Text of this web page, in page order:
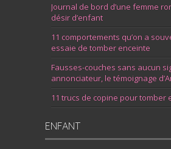
Journal de bord d’une femme
désir d’enfant
11 comportements qu’on a
essaie de tomber enceinte
Fausses-couches sans aucun
annonciateur, le témoignage
11 trucs de copine pour tomber
ENFANT